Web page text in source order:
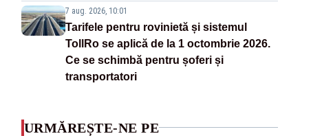
7 aug. 2026, 10:01
Tarifele pentru rovinietă și sistemul
TollRo se aplică de la 1 octombrie 2026.
Ce se schimbă pentru șoferi și
transportatori
URMĂREȘTE-NE PE